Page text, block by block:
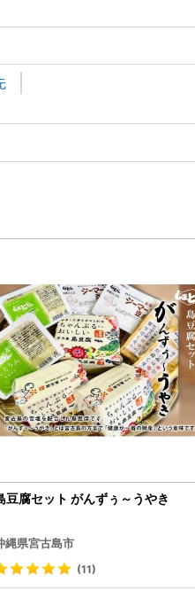
豆腐セット がんずぅ～うやき
縄県宮古島市
(11)